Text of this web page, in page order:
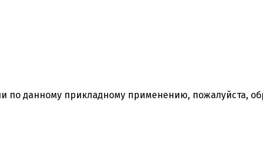
по данному прикладному применению, пожалуйста,